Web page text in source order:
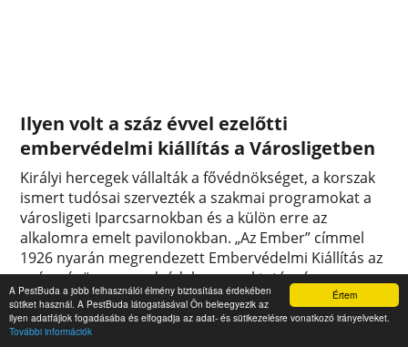
Értem
A PestBuda a jobb felhasználói élmény biztosítása érdekében
sütiket használ. A PestBuda látogatásával Ön beleegyezik az
ilyen adatfájlok fogadásába és elfogadja az adat- és sütikezelésre vonatkozó irányelveket.
További információk
Ilyen volt a száz évvel ezelőtti
embervédelmi kiállítás a Városligetben
Királyi hercegek vállalták a fővédnökséget, a korszak
ismert tudósai szervezték a szakmai programokat a
városligeti Iparcsarnokban és a külön erre az
alkalomra emelt pavilonokban. „Az Ember” címmel
1926 nyarán megrendezett Embervédelmi Kiállítás az
egészségügy, a rendvédelem, az oktatás- és a
nevelésügy legújabb tudományos vívmányait
vonultatta fel. A főváros külön pavilonokban mutatta
be legmodernebb intézményeit.